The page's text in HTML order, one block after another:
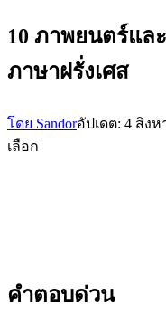
10 ภาพยนตร์แล
ภาษาฝรั่งเศส
โดย Sandorอัปเดต: 4 สิงห
เลือก
คำตอบด่วน